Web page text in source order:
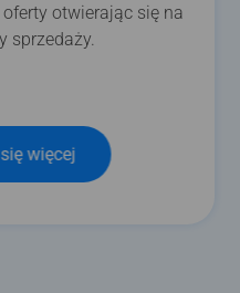
otwierając się na
sprzedaży.
więcej